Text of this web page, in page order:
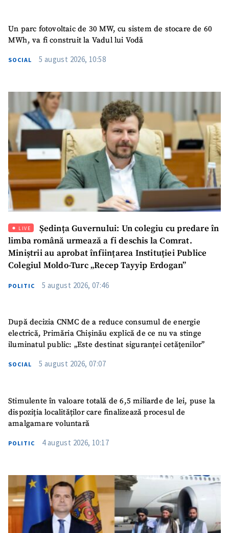
SUSȚINE
Un parc fotovoltaic de 30 MW, cu sistem de stocare de 60
MWh, va fi construit la Vadul lui Vodă
SOCIAL 5 august 2026, 10:58
LIVE
Ședința Guvernului: Un colegiu cu predare în
limba română urmează a fi deschis la Comrat.
Miniștrii au aprobat înființarea Instituției Publice
Colegiul Moldo-Turc „Recep Tayyip Erdogan”
POLITIC 5 august 2026, 07:46
După decizia CNMC de a reduce consumul de energie
electrică, Primăria Chișinău explică de ce nu va stinge
iluminatul public: „Este destinat siguranței cetățenilor”
SOCIAL 5 august 2026, 07:07
Stimulente în valoare totală de 6,5 miliarde de lei, puse la
dispoziția localităților care finalizează procesul de
amalgamare voluntară
POLITIC 4 august 2026, 10:17